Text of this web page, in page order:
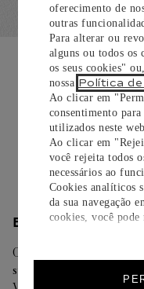
oferecimento de
outras
Para alterar ou
alguns ou todos
os seus cookies"
nossa Política
Ao clicar em
consentimento
utilizados neste
Ao clicar em
você rejeita todos
necessários ao
Cookies analíticos
da sua navegação
cookies, você pode
Todos os pedidos
cuidadosamente
opção de
ENTREGA/
Oferecemos diferentes
sua preferência na